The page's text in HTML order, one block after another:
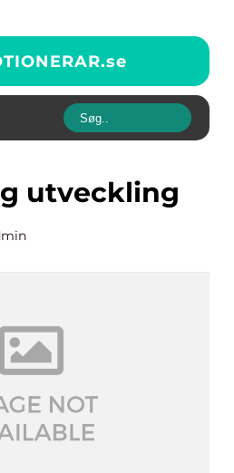
se
utveckling